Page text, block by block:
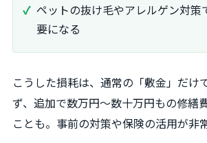
ペットの抜け毛やアレルゲン対策
要になる
こうした損耗は、通常の「敷金」だけ
ず、追加で数万円〜数十万円もの修繕
ことも。事前の対策や保険の活用が非